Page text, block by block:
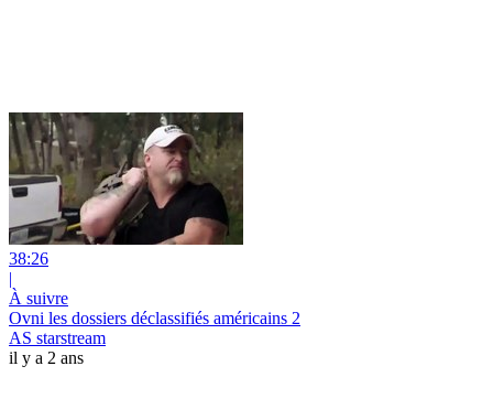
38:26
|
À suivre
Ovni les dossiers déclassifiés américains 2
AS starstream
il y a 2 ans